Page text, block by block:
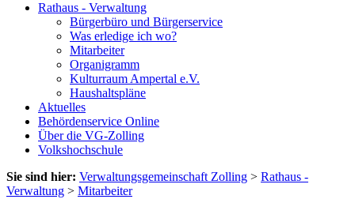
Rathaus - Verwaltung
Bürgerbüro und Bürgerservice
Was erledige ich wo?
Mitarbeiter
Organigramm
Kulturraum Ampertal e.V.
Haushaltspläne
Aktuelles
Behördenservice Online
Über die VG-Zolling
Volkshochschule
Sie sind hier: Verwaltungsgemeinschaft Zolling > Rathaus -
Verwaltung > Mitarbeiter